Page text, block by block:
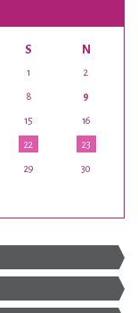
S N
1 2
8 9
15 16
22 23
29 30